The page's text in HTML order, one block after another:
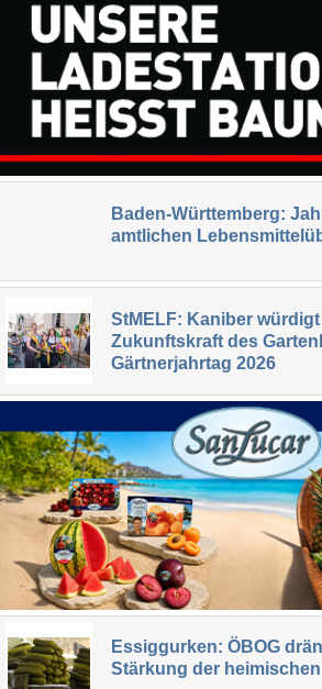
Baden-Württemberg:
amtlichen
StMELF: Kaniber
Zukunftskraft des
Gärtnerjahrtag 2026
Essiggurken: ÖBOG
Stärkung der